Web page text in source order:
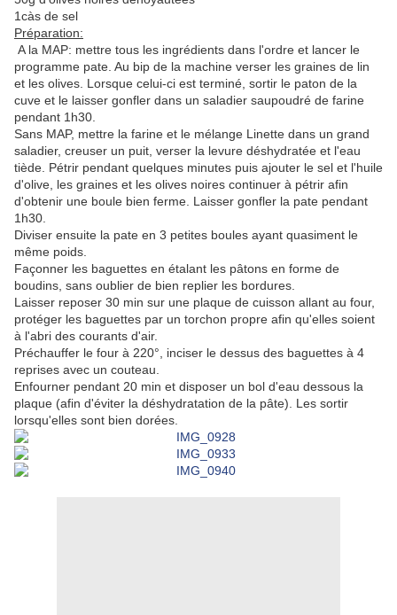
1càs de sel
Préparation:
A la MAP: mettre tous les ingrédients dans l'ordre et lancer le
programme pate. Au bip de la machine verser les graines de lin
et les olives. Lorsque celui-ci est terminé, sortir le paton de la
cuve et le laisser gonfler dans un saladier saupoudré de farine
pendant 1h30.
Sans MAP, mettre la farine et le mélange Linette dans un grand
saladier, creuser un puit, verser la levure déshydratée et l'eau
tiède. Pétrir pendant quelques minutes puis ajouter le sel et l'huile
d'olive, les graines et les olives noires continuer à pétrir afin
d'obtenir une boule bien ferme. Laisser gonfler la pate pendant
1h30.
Diviser ensuite la pate en 3 petites boules ayant quasiment le
même poids.
Façonner les baguettes en étalant les pâtons en forme de
boudins, sans oublier de bien replier les bordures.
Laisser reposer 30 min sur une plaque de cuisson allant au four,
protéger les baguettes par un torchon propre afin qu'elles soient
à l'abri des courants d'air.
Préchauffer le four à 220°, inciser le dessus des baguettes à 4
reprises avec un couteau.
Enfourner pendant 20 min et disposer un bol d'eau dessous la
plaque (afin d'éviter la déshydratation de la pâte). Les sortir
lorsqu'elles sont bien dorées.